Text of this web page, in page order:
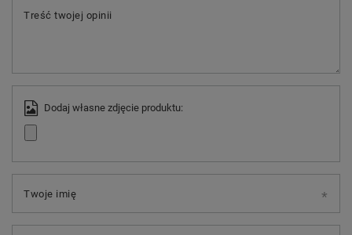
Treść twojej opinii
Dodaj własne zdjęcie produktu:
Twoje imię